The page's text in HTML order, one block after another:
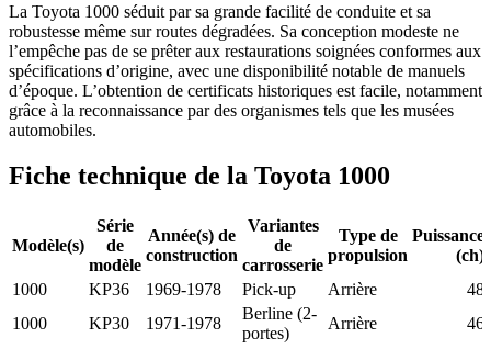
La Toyota 1000 séduit par sa grande facilité de conduite et sa
robustesse même sur routes dégradées. Sa conception modeste ne
l’empêche pas de se prêter aux restaurations soignées conformes aux
spécifications d’origine, avec une disponibilité notable de manuels
d’époque. L’obtention de certificats historiques est facile, notamment
grâce à la reconnaissance par des organismes tels que les musées
automobiles.
Fiche technique de la Toyota 1000
Modèle(s)
Série
de
modèle
Année(s) de
construction
Variantes
de
carrosserie
Type de
propulsion
Puissance
(ch)
1000 KP36 1969-1978 Pick-up Arrière
48
1000
KP30 1971-1978
Berline (2-
portes)
Arrière 46